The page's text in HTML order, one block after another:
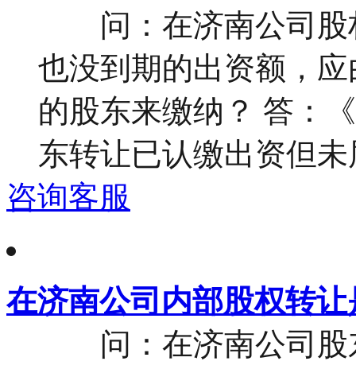
问：在济南公司股
也没到期的出资额，
的股东来缴纳？ 答：
东转让已认缴出资但
咨询客服
在济南公司内部股权转
问：在济南公司股